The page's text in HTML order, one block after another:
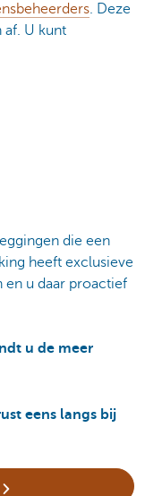
. Deze
af. U kunt
die een
heeft exclusieve
u daar proactief
u de meer
eens langs bij